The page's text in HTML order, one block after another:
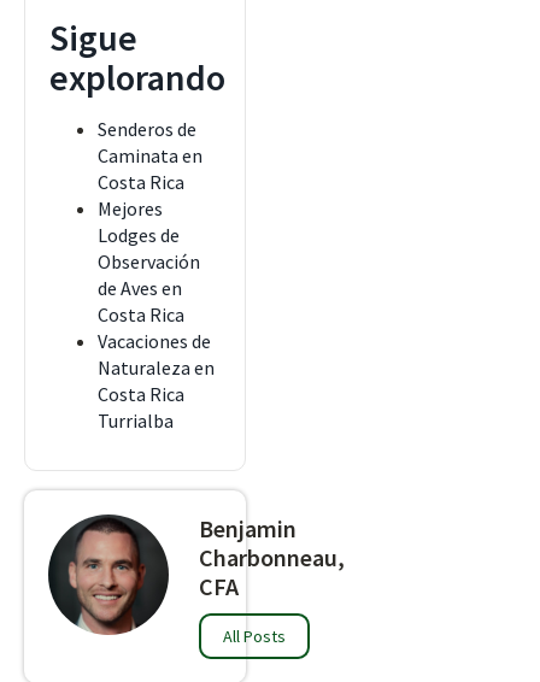
Sigue
explorando
Senderos de
Caminata en
Costa Rica
Mejores
Lodges de
Observación
de Aves en
Costa Rica
Vacaciones de
Naturaleza en
Costa Rica
Turrialba
Benjamin
Charbonneau,
CFA
All Posts